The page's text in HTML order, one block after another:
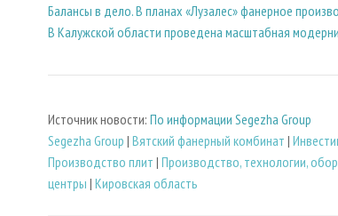
Балансы в дело. В планах «Лузалес» фанерное
В Калужской области проведена масштабная
Источник новости: По информации Segezha Group
Segezha Group | Вятский фанерный комбинат |
Производство плит | Производство, технологии,
центры | Кировская область